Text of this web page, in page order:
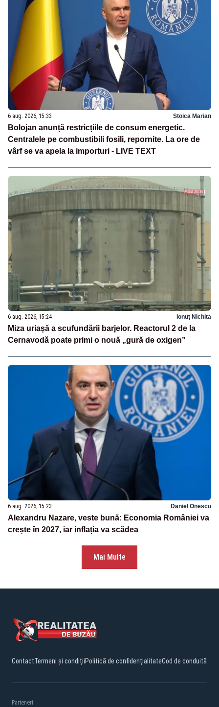
6 aug. 2026, 15:33 Stoica Marian
Bolojan anunță restricțiile de consum energetic.
Centralele pe combustibili fosili, repornite. La ore de
vârf se va apela la importuri - LIVE TEXT
6 aug. 2026, 15:24 Ionuț Nichita
Miza uriașă a scufundării barjelor. Reactorul 2 de la
Cernavodă poate primi o nouă „gură de oxigen”
6 aug. 2026, 15:23 Daniel Onescu
Alexandru Nazare, veste bună: Economia României va
crește în 2027, iar inflația va scădea
Mai Multe
ContactTermeni și condițiiPolitică de confidențialitateCod de conduită
Parteneri: